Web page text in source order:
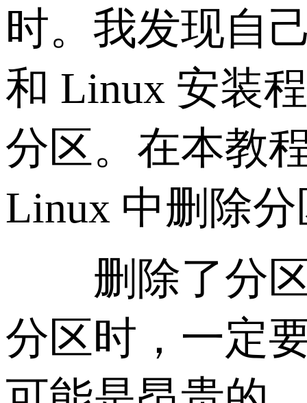
时。我发现自
和 Linux 安装
分区。在本教
Linux 中删除
删除了分区
分区时，一定